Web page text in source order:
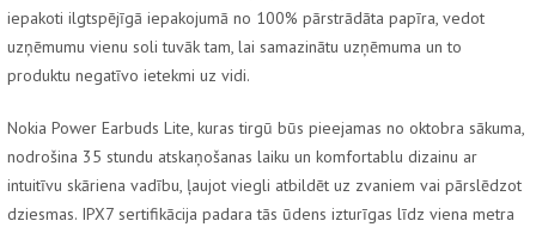
iepakoti ilgtspējīgā iepakojumā no 100% pārstrādāta papīra, vedot
uzņēmumu vienu soli tuvāk tam, lai samazinātu uzņēmuma un to
produktu negatīvo ietekmi uz vidi.
Nokia Power Earbuds Lite, kuras tirgū būs pieejamas no oktobra sākuma,
nodrošina 35 stundu atskaņošanas laiku un komfortablu dizainu ar
intuitīvu skāriena vadību, ļaujot viegli atbildēt uz zvaniem vai pārslēdzot
dziesmas. IPX7 sertifikācija padara tās ūdens izturīgas līdz viena metra